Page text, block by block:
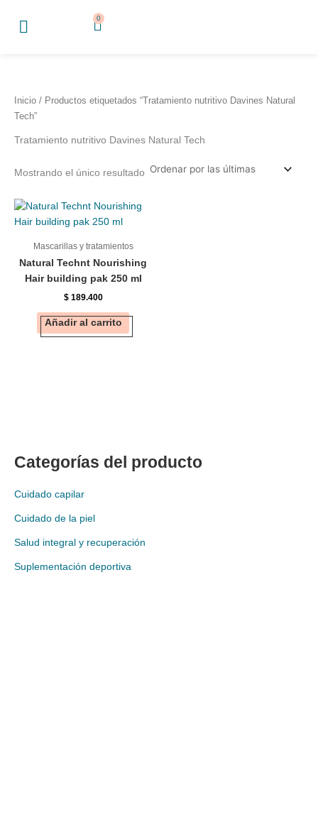
0
Cart
Categorías del producto
Cuidado capilar
Cuidado de la piel
Salud integral y recuperación
Suplementación deportiva
Inicio / Productos etiquetados “Tratamiento nutritivo Davines Natural
Tech”
Tratamiento nutritivo Davines Natural Tech
Mostrando el único resultado
Mascarillas y tratamientos
Natural Technt Nourishing
Hair building pak 250 ml
$189.400
Añadir al carrito